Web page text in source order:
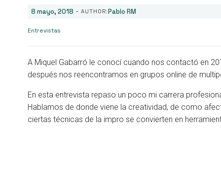
8 mayo, 2018 - AUTHOR:Pablo RM
Entrevistas
A Miquel Gabarró le conocí cuando nos contactó en
después nos reencontramos en grupos online de
En esta entrevista repaso un poco mi carrera
Hablamos de donde viene la creatividad, de como
ciertas técnicas de la impro se convierten en